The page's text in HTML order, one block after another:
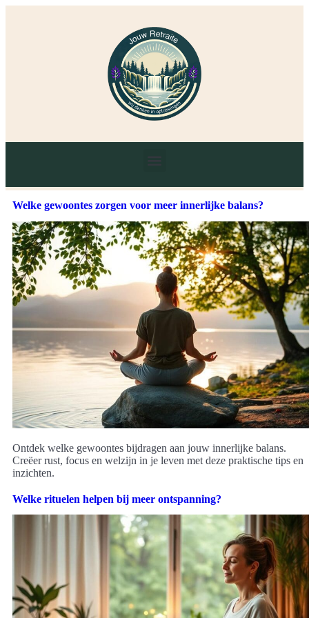
Welke gewoontes zorgen voor meer innerlijke balans?
Ontdek welke gewoontes bijdragen aan jouw innerlijke balans.
Creëer rust, focus en welzijn in je leven met deze praktische tips en
inzichten.
Welke rituelen helpen bij meer ontspanning?